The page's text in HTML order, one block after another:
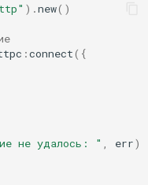
).new()
:connect({
не удалось: " err)